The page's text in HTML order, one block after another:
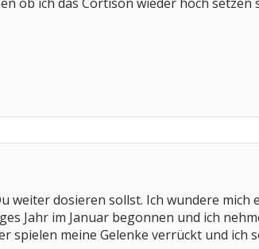
weiter dosieren sollst. Ich wundere mich
Jahr im Januar begonnen und ich
spielen meine Gelenke verrückt und ich